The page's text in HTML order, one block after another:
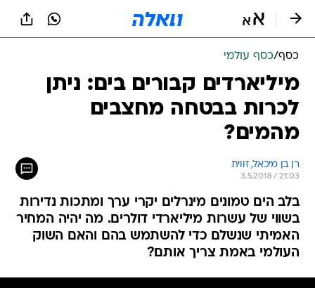
כסף/כסף עולמי
מיליארדים קבורים בים: ניתן
לכרות בבטחה מחצבים
מהמים?
רן בן מיכאל, זווית
3.5.2018 / 21:03
בלב הים טמונים מינרלים יקרי ערך ומתכות נדירות
בשווי של עשרות מיליארדי דולרים. מה יהיה המחיר
האמיתי שנשלם כדי להשתמש בהם והאם השוק
העולמי באמת צריך אותם?